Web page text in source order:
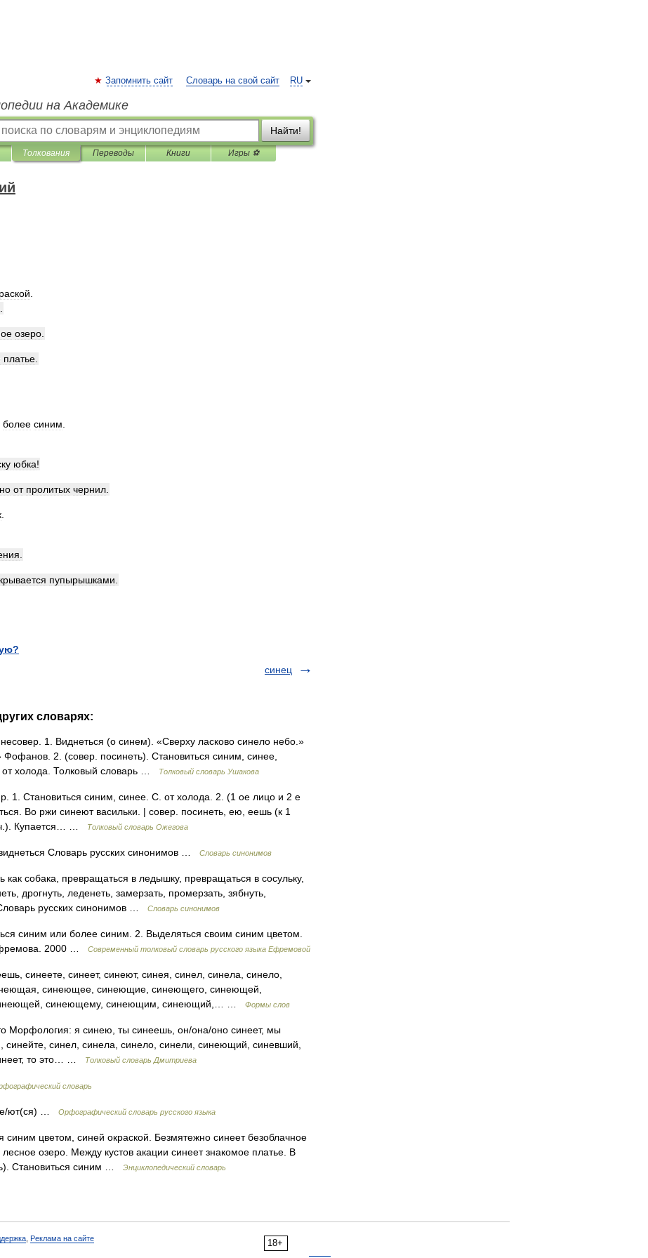
RU
Запомнить сайт Словарь на свой сайт
на Академике
Найти!
Толкования Переводы Книги Игры ⚽
озеро
платье
более синим
юбка!
от пролитых чернил
пупырышками
синец
словарях:
1. Виднеться (о синем). «Сверху ласково синело небо.»
2. (совер. посинеть). Становиться синим, синее,
от холода. Толковый словарь …
Толковый словарь Ушакова
Становиться синим, синее. С. от холода. 2. (1 ое лицо и 2 е
Во ржи синеют васильки. | совер. посинеть, ею, еешь (к 1
Купается… …
Толковый словарь Ожегова
Словарь русских синонимов … Словарь синонимов
как собака, превращаться в ледышку, превращаться в сосульку,
дрогнуть, леденеть, замерзать, промерзать, зябнуть,
русских синонимов …
Словарь синонимов
синим или более синим. 2. Выделяться своим синим цветом.
2000 …
Современный толковый словарь русского языка Ефремовой
синеете, синеет, синеют, синея, синел, синела, синело,
синеющее, синеющие, синеющего, синеющей,
синеющему, синеющим, синеющий,… …
Формы слов
Морфология: я синею, ты синеешь, он/она/оно синеет, мы
синейте, синел, синела, синело, синели, синеющий, синевший,
то это… …
Толковый словарь Дмитриева
словарь
ют(ся) … Орфографический словарь русского языка
цветом, синей окраской. Безмятежно синеет безоблачное
озеро. Между кустов акации синеет знакомое платье. В
Становиться синим …
Энциклопедический словарь
18+
Реклама на сайте